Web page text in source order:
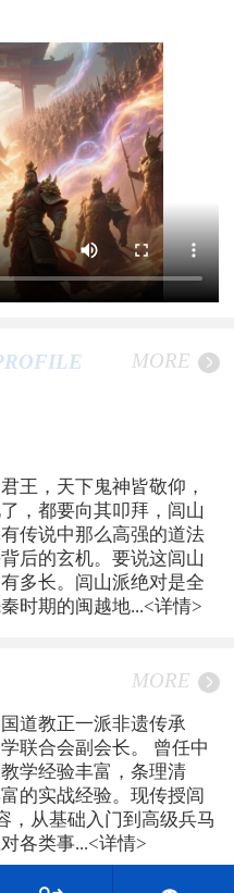
MORE
王，天下鬼神皆敬仰，
，都要向其叩拜，闾山
传说中那么高强的道法
后的玄机。要说这闾山
多长。闾山派绝对是全
时期的闽越地...<详情>
MORE
道教正一派非遗传承
联合会副会长。 曾任中
学经验丰富，条理清
的实战经验。现传授闾
，从基础入门到高级兵马
各类事...<详情>